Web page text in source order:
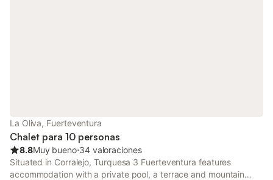
La Oliva, Fuerteventura
Chalet para 10 personas
8.8Muy bueno⋅34 valoraciones
Situated in Corralejo, Turquesa 3 Fuerteventura features
accommodation with a private pool, a terrace and mountain